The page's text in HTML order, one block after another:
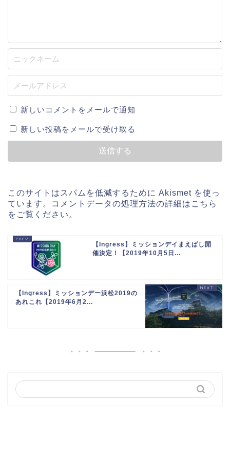
新しいコメントをメールで通知
新しい投稿をメールで受け取る
このサイトはスパムを低減するために Akismet を使っ
ています。
コメントデータの処理方法の詳細はこちら
をご覧ください 。
【Ingress】ミッションデイまえばし開
催決定！【2019年10月5日...
【Ingress】ミッションデー浜松2019の
あれこれ【2019年6月2...